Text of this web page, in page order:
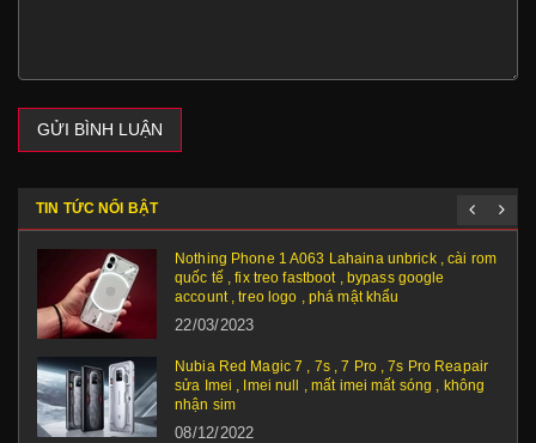
GỬI BÌNH LUẬN
TIN TỨC NỔI BẬT
Nothing Phone 1 A063 Lahaina unbrick , cài rom
quốc tế , fix treo fastboot , bypass google
account , treo logo , phá mật khẩu
22/03/2023
Nubia Red Magic 7 , 7s , 7 Pro , 7s Pro Reapair
sửa Imei , Imei null , mất imei mất sóng , không
nhận sim
08/12/2022